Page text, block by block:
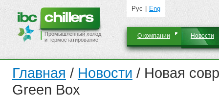
Промышленный холод
и термостатирование
Рус Eng
О компании Новости
Главная / Новости / Новая
Green Box